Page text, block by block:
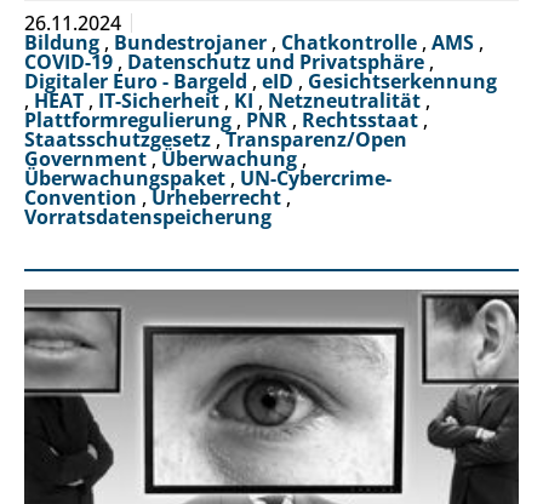
26.11.2024
Bildung , Bundestrojaner , Chatkontrolle , AMS ,
COVID-19 , Datenschutz und Privatsphäre ,
Digitaler Euro - Bargeld , eID , Gesichtserkennung
, HEAT , IT-Sicherheit , KI , Netzneutralität ,
Plattformregulierung , PNR , Rechtsstaat ,
Staatsschutzgesetz ,Transparenz/Open
Government,Überwachung ,
Überwachungspaket , UN-Cybercrime-
Convention ,Urheberrecht ,
Vorratsdatenspeicherung